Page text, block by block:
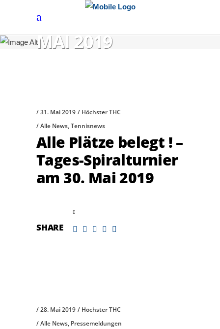
MAI 2019
31. Mai 2019
Höchster THC
Alle News,Tennisnews
Alle Plätze belegt ! –
Tages-Spiralturnier
am 30. Mai 2019
SHARE
28. Mai 2019
Höchster THC
Alle News, Pressemeldungen